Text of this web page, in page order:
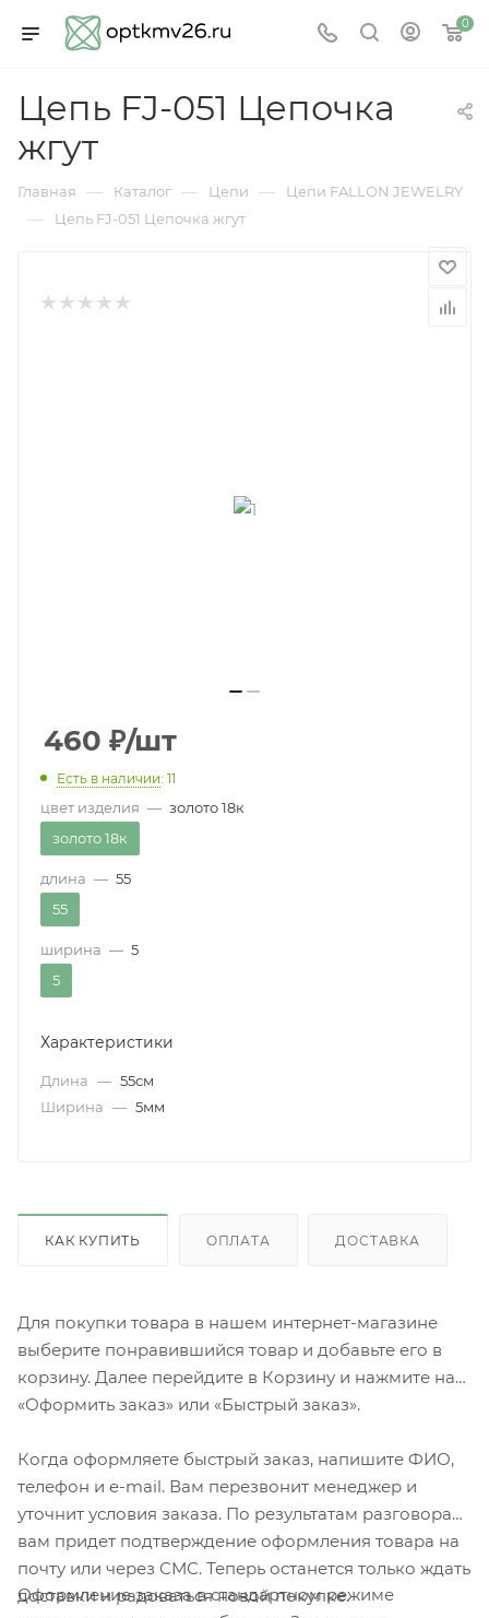
0
Цепь FJ-051 Цепочка
жгут
Главная — Каталог — Цепи — Цепи FALLON JEWELRY
— Цепь FJ-051 Цепочка жгут
460 ₽/шт
Есть в наличии: 11
цвет изделия — золото 18к
золото 18к
длина — 55
55
ширина — 5
5
Характеристики
Длина — 55см
Ширина — 5мм
КАК КУПИТЬ ОПЛАТА ДОСТАВКА
Для покупки товара в нашем интернет-магазине
выберите понравившийся товар и добавьте его в
корзину. Далее перейдите в Корзину и нажмите на
«Оформить заказ» или «Быстрый заказ».
Когда оформляете быстрый заказ, напишите ФИО,
телефон и e-mail. Вам перезвонит менеджер и
уточнит условия заказа. По результатам разговора
вам придет подтверждение оформления товара на
почту или через СМС. Теперь останется только ждать
доставки и радоваться новой покупке.
Оформление заказа в стандартном режиме